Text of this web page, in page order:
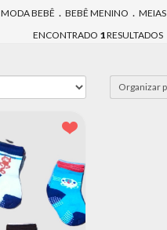
MODA BEBÊ . BEBÊ MENINO .
ENCONTRADO 1RESULTADOS
Organizar